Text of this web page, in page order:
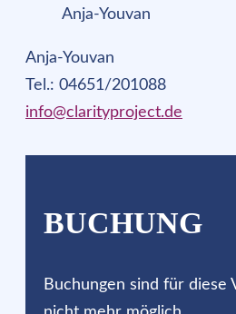
Anja-Youvan
Anja-Youvan
Tel.: 04651/201088
info@clarityproject.de
BUCHUNG
Buchungen sind für diese